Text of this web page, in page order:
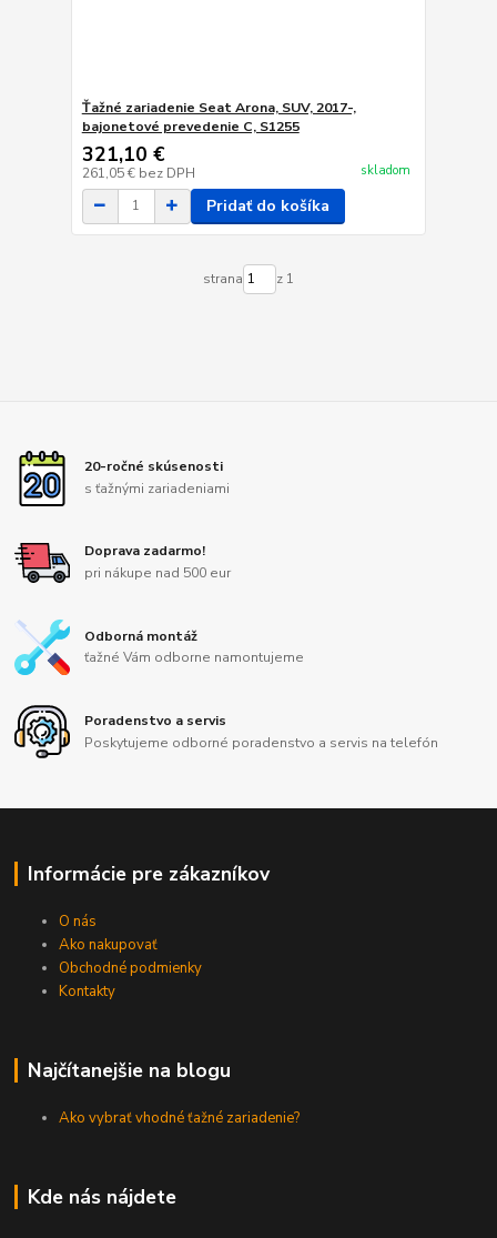
Ťažné zariadenie Seat Arona, SUV, 2017-,
bajonetové prevedenie C, S1255
321,10 €
261,05 € bez DPH skladom
Pridať do košíka
strana z 1
20-ročné skúsenosti
s ťažnými zariadeniami
Doprava zadarmo!
pri nákupe nad 500 eur
Odborná montáž
ťažné Vám odborne namontujeme
Poradenstvo a servis
Poskytujeme odborné poradenstvo a servis na telefón
Informácie pre zákazníkov
O nás
Ako nakupovať
Obchodné podmienky
Kontakty
Najčítanejšie na blogu
Ako vybrať vhodné ťažné zariadenie?
Kde nás nájdete